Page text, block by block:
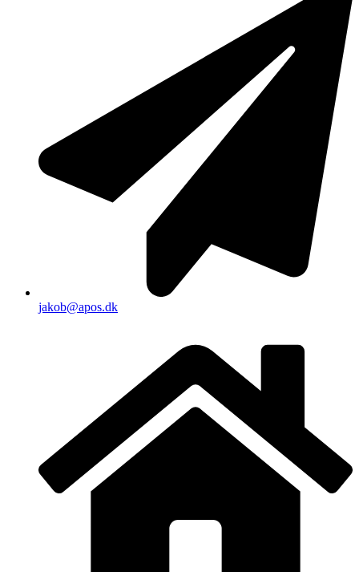
jakob@apos.dk